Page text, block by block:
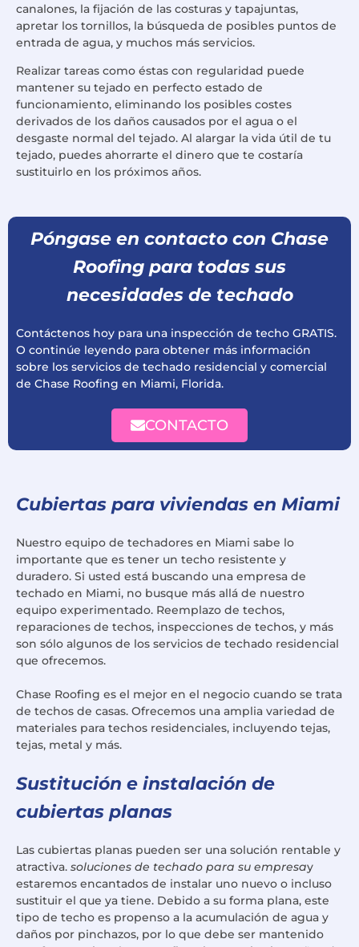
canalones, la fijación de las costuras y tapajuntas,
apretar los tornillos, la búsqueda de posibles puntos de
entrada de agua, y muchos más servicios.
Realizar tareas como éstas con regularidad puede
mantener su tejado en perfecto estado de
funcionamiento, eliminando los posibles costes
derivados de los daños causados por el agua o el
desgaste normal del tejado. Al alargar la vida útil de tu
tejado, puedes ahorrarte el dinero que te costaría
sustituirlo en los próximos años.
Póngase en contacto con Chase
Roofing para todas sus
necesidades de techado
Contáctenos hoy para una inspección de techo GRATIS.
O continúe leyendo para obtener más información
sobre los servicios de techado residencial y comercial
de Chase Roofing en Miami, Florida.
CONTACTO
Cubiertas para viviendas en Miami
Nuestro equipo de techadores en Miami sabe lo
importante que es tener un techo resistente y
duradero. Si usted está buscando una empresa de
techado en Miami, no busque más allá de nuestro
equipo experimentado. Reemplazo de techos,
reparaciones de techos, inspecciones de techos, y más
son sólo algunos de los servicios de techado residencial
que ofrecemos.
Chase Roofing es el mejor en el negocio cuando se trata
de techos de casas. Ofrecemos una amplia variedad de
materiales para techos residenciales, incluyendo tejas,
tejas, metal y más.
Sustitución e instalación de
cubiertas planas
Las cubiertas planas pueden ser una solución rentable y
atractiva. soluciones de techado para su empresay
estaremos encantados de instalar uno nuevo o incluso
sustituir el que ya tiene. Debido a su forma plana, este
tipo de techo es propenso a la acumulación de agua y
daños por pinchazos, por lo que debe ser mantenido